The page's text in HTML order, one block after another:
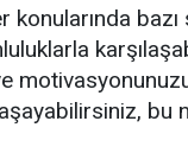
bazı
bu